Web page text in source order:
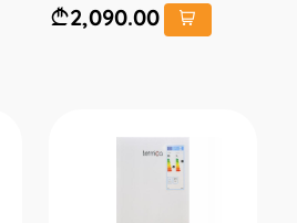
2,090.00